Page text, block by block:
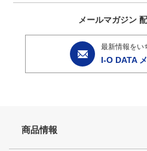
メールマガジン
最新情報をい
I-O DATA
商品情報